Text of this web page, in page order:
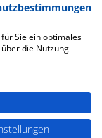
Sie ein optimales
die Nutzung